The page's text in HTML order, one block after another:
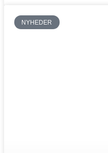
NYHEDER